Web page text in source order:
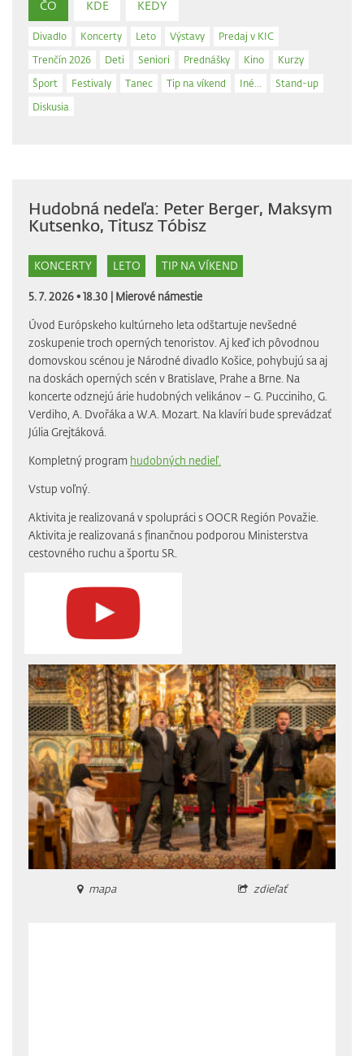
ČO KDE KEDY
Divadlo Koncerty Leto Výstavy
Predaj v KIC
Trenčín 2026
Deti Seniori Prednášky Kino
Kurzy
Šport
Festivaly Tanec Tip na víkend Iné...
Stand-up
Diskusia
Hudobná nedeľa: Peter Berger, Maksym
Kutsenko, Titusz Tóbisz
KONCERTY LETO TIP NA VÍKEND
5. 7. 2026 • 18.30 | Mierové námestie
Úvod Európskeho kultúrneho leta odštartuje nevšedné
zoskupenie troch operných tenoristov. Aj keď ich pôvodnou
domovskou scénou je Národné divadlo Košice, pohybujú sa aj
na doskách operných scén v Bratislave, Prahe a Brne. Na
koncerte odznejú árie hudobných velikánov – G. Pucciniho, G.
Verdiho, A. Dvořáka a W.A. Mozart. Na klavíri bude sprevádzať
Júlia Grejtáková.
Kompletný program hudobných nedieľ.
Vstup voľný.
Aktivita je realizovaná v spolupráci s OOCR Región Považie.
Aktivita je realizovaná s finančnou podporou Ministerstva
cestovného ruchu a športu SR.
mapa zdieľať